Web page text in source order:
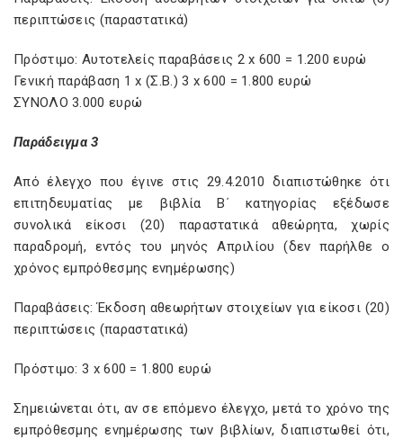
περιπτώσεις (παραστατικά)
Πρόστιμο: Αυτοτελείς παραβάσεις 2 x 600 = 1.200 ευρώ
Γενική παράβαση 1 x (Σ.Β.) 3 x 600 = 1.800 ευρώ
ΣΥΝΟΛΟ 3.000 ευρώ
Παράδειγμα 3
Από έλεγχο που έγινε στις 29.4.2010 διαπιστώθηκε ότι
επιτηδευματίας με βιβλία Β΄ κατηγορίας εξέδωσε
συνολικά είκοσι (20) παραστατικά αθεώρητα, χωρίς
παραδρομή, εντός του μηνός Απριλίου (δεν παρήλθε ο
χρόνος εμπρόθεσμης ενημέρωσης)
Παραβάσεις: Έκδοση αθεωρήτων στοιχείων για είκοσι (20)
περιπτώσεις (παραστατικά)
Πρόστιμο: 3 x 600 = 1.800 ευρώ
Σημειώνεται ότι, αν σε επόμενο έλεγχο, μετά το χρόνο της
εμπρόθεσμης ενημέρωσης των βιβλίων, διαπιστωθεί ότι,